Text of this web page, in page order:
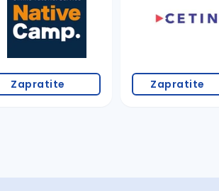
Zapratite Zapratite